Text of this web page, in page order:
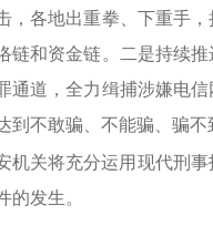
，各地出重拳、下重手
链和资金链。二是持续
通道，全力缉捕涉嫌电
到不敢骗、不能骗、骗
机关将充分运用现代刑
的发生。